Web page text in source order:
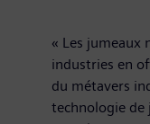
« Les jumeaux
industries en
du métavers
technologie de